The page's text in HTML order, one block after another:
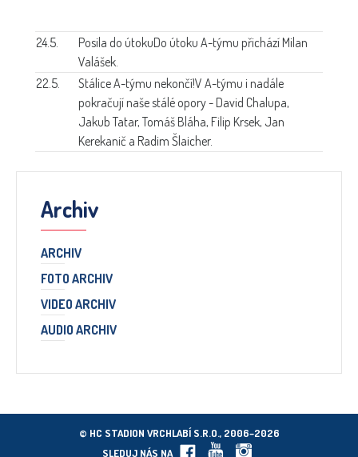
24.5. Posila do útokuDo útoku A-týmu přichází Milan
Valášek.
22.5.
Stálice A-týmu nekončí!V A-týmu i nadále
pokračují naše stálé opory - David Chalupa,
Jakub Tatar, Tomáš Bláha, Filip Krsek, Jan
Kerekanič a Radim Šlaicher.
Archiv
ARCHIV
FOTO ARCHIV
VIDEO ARCHIV
AUDIO ARCHIV
© HC STADION VRCHLABÍ S.R.O., 2006–2026
SLEDUJ NÁS NA